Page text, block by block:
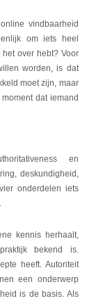
vindbaarheid
om iets heel
over hebt? Voor
worden, is dat
moet zijn, maar
dat iemand
en
deskundigheid,
onderdelen iets
kennis herhaalt,
bekend is.
heeft. Autoriteit
een onderwerp
is de basis. Als